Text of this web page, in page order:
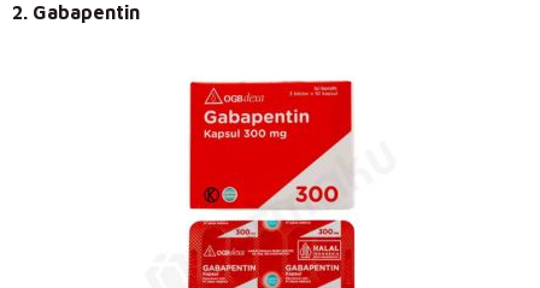
2. Gabapentin